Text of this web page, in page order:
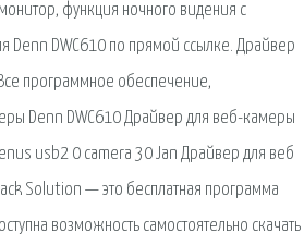
функция ночного видения с
Denn DWC610 по прямой ссылке. Драйвер
программное обеспечение,
Denn DWC610 Драйвер для веб-камеры
usb2 0 camera 30 Jan Драйвер для веб
Solution — это бесплатная программа
возможность самостоятельно скачать